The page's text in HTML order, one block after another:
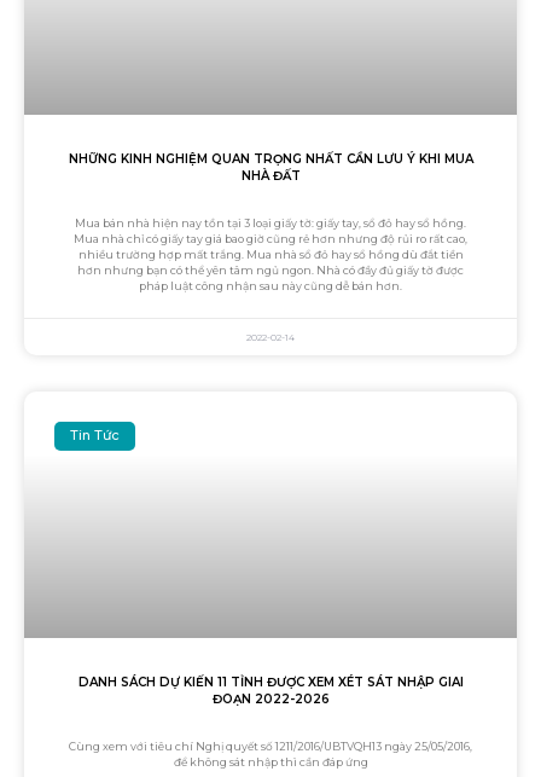
NHỮNG KINH NGHIỆM QUAN TRỌNG NHẤT CẦN LƯU Ý KHI MUA
NHÀ ĐẤT
Mua bán nhà hiện nay tồn tại 3 loại giấy tờ: giấy tay, sổ đỏ hay sổ hồng.
Mua nhà chỉ có giấy tay giá bao giờ cũng rẻ hơn nhưng độ rủi ro rất cao,
nhiều trường hợp mất trắng. Mua nhà sổ đỏ hay sổ hồng dù đắt tiền
hơn nhưng bạn có thể yên tâm ngủ ngon. Nhà có đầy đủ giấy tờ được
pháp luật công nhận sau này cũng dễ bán hơn.
2022-02-14
Tin Tức
DANH SÁCH DỰ KIẾN 11 TỈNH ĐƯỢC XEM XÉT SÁT NHẬP GIAI
ĐOẠN 2022-2026
Cùng xem với tiêu chí Nghị quyết số 1211/2016/UBTVQH13 ngày 25/05/2016,
để không sát nhập thì cần đáp ứng